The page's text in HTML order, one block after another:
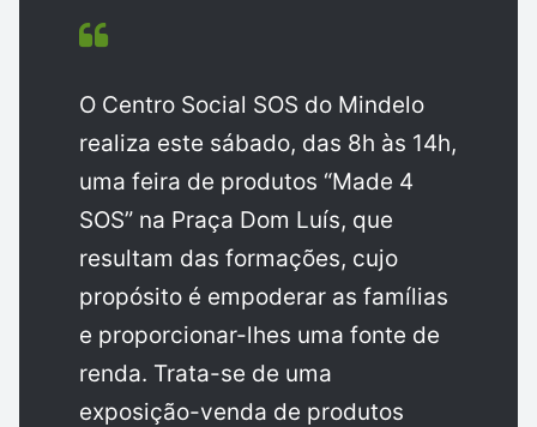
O Centro Social SOS do Mindelo
realiza este sábado, das 8h às 14h,
uma feira de produtos “Made 4
SOS” na Praça Dom Luís, que
resultam das formações, cujo
propósito é empoderar as famílias
e proporcionar-lhes uma fonte de
renda. Trata-se de uma
exposição-venda de produtos